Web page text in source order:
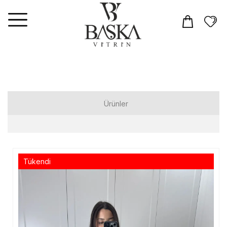
Ürünler
Takım
Tükendi